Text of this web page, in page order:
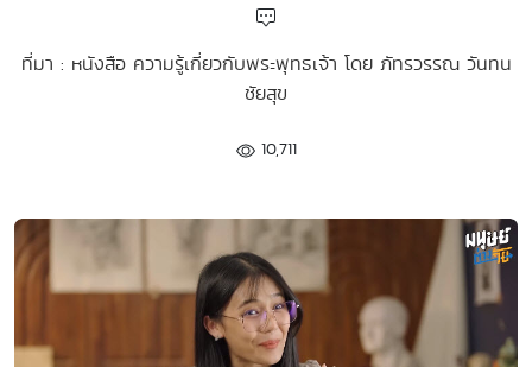
ที่มา : หนังสือ ความรู้เกี่ยวกับพระพุทธเจ้า โดย ภัทรวรรณ วันทน
ชัยสุข
10,711